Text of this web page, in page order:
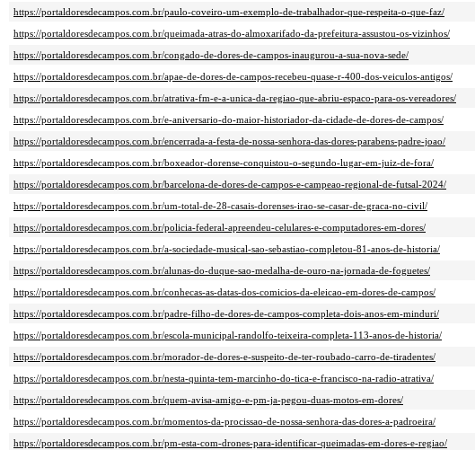
https://portaldoresdecampos.com.br/paulo-coveiro-um-exemplo-de-trabalhador-que-respeita-o-que-faz/
https://portaldoresdecampos.com.br/queimada-atras-do-almoxarifado-da-prefeitura-assustou-os-vizinhos/
https://portaldoresdecampos.com.br/congado-de-dores-de-campos-inaugurou-a-sua-nova-sede/
https://portaldoresdecampos.com.br/apae-de-dores-de-campos-recebeu-quase-r-400-dos-veiculos-antigos/
https://portaldoresdecampos.com.br/atrativa-fm-e-a-unica-da-regiao-que-abriu-espaco-para-os-vereadores/
https://portaldoresdecampos.com.br/e-aniversario-do-maior-historiador-da-cidade-de-dores-de-campos/
https://portaldoresdecampos.com.br/encerrada-a-festa-de-nossa-senhora-das-dores-parabens-padre-joao/
https://portaldoresdecampos.com.br/boxeador-dorense-conquistou-o-segundo-lugar-em-juiz-de-fora/
https://portaldoresdecampos.com.br/barcelona-de-dores-de-campos-e-campeao-regional-de-futsal-2024/
https://portaldoresdecampos.com.br/um-total-de-28-casais-dorenses-irao-se-casar-de-graca-no-civil/
https://portaldoresdecampos.com.br/policia-federal-apreendeu-celulares-e-computadores-em-dores/
https://portaldoresdecampos.com.br/a-sociedade-musical-sao-sebastiao-completou-81-anos-de-historia/
https://portaldoresdecampos.com.br/alunas-do-duque-sao-medalha-de-ouro-na-jornada-de-foguetes/
https://portaldoresdecampos.com.br/conhecas-as-datas-dos-comicios-da-eleicao-em-dores-de-campos/
https://portaldoresdecampos.com.br/padre-filho-de-dores-de-campos-completa-dois-anos-em-minduri/
https://portaldoresdecampos.com.br/escola-municipal-randolfo-teixeira-completa-113-anos-de-historia/
https://portaldoresdecampos.com.br/morador-de-dores-e-suspeito-de-ter-roubado-carro-de-tiradentes/
https://portaldoresdecampos.com.br/nesta-quinta-tem-marcinho-do-tica-e-francisco-na-radio-atrativa/
https://portaldoresdecampos.com.br/quem-avisa-amigo-e-pm-ja-pegou-duas-motos-em-dores/
https://portaldoresdecampos.com.br/momentos-da-procissao-de-nossa-senhora-das-dores-a-padroeira/
https://portaldoresdecampos.com.br/pm-esta-com-drones-para-identificar-queimadas-em-dores-e-regiao/